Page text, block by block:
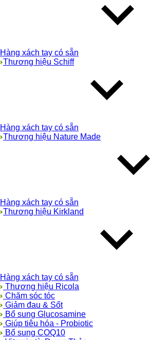
Hàng xách tay có sẵn
Thương hiệu Schiff
Hàng xách tay có sẵn
Thương hiệu Nature Made
Hàng xách tay có sẵn
Thương hiệu Kirkland
Hàng xách tay có sẵn
Thương hiệu Ricola
Chăm sóc tóc
Giảm đau & Sốt
Bổ sung Glucosamine
Giúp tiêu hóa - Probiotic
Bổ sung COQ10